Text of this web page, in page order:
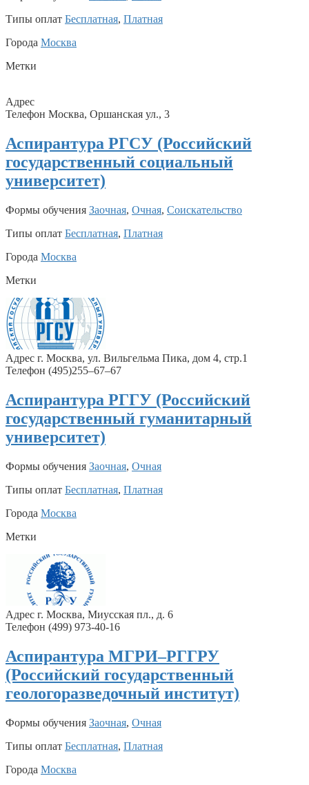
Типы оплат Бесплатная, Платная
Города Москва
Метки
Адрес
Телефон Москва, Оршанская ул., 3
Аспирантура РГСУ (Российский
государственный социальный
университет)
Формы обучения Заочная, Очная, Соискательство
Типы оплат Бесплатная, Платная
Города Москва
Метки
Адрес г. Москва, ул. Вильгельма Пика, дом 4, стр.1
Телефон (495)255–67–67
Аспирантура РГГУ (Российский
государственный гуманитарный
университет)
Формы обучения Заочная, Очная
Типы оплат Бесплатная, Платная
Города Москва
Метки
Адрес г. Москва, Миусская пл., д. 6
Телефон (499) 973-40-16
Аспирантура МГРИ–РГГРУ
(Российский государственный
геологоразведочный институт)
Формы обучения Заочная, Очная
Типы оплат Бесплатная, Платная
Города Москва